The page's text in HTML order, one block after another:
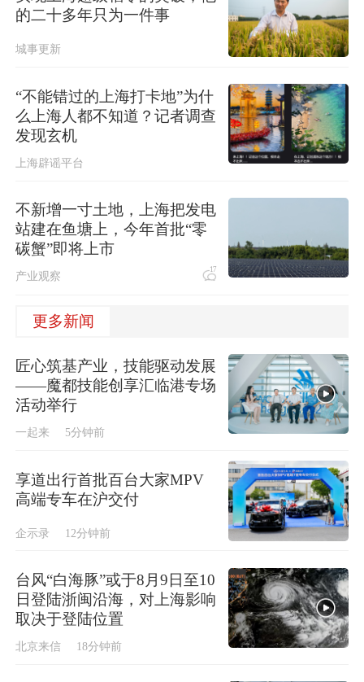
的二十多年只为一件事
城事更新
“不能错过的上海打卡地”为什
么上海人都不知道？记者调查
发现玄机
上海辟谣平台
不新增一寸土地，上海把发电
站建在鱼塘上，今年首批“零
碳蟹”即将上市
产业观察 17
更多新闻
匠心筑基产业，技能驱动发展
——魔都技能创享汇临港专场
活动举行
一起来 5分钟前
享道出行首批百台大家MPV
高端专车在沪交付
企示录 12分钟前
台风“白海豚”或于8月9日至10
日登陆浙闽沿海，对上海影响
取决于登陆位置
北京来信 18分钟前